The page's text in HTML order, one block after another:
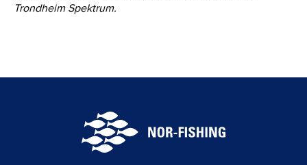
Trondheim Spektrum.